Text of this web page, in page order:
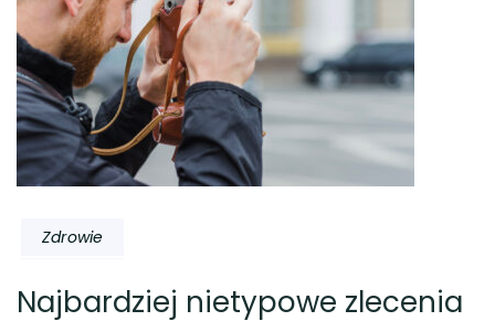
Zdrowie
Najbardziej nietypowe zlecenia